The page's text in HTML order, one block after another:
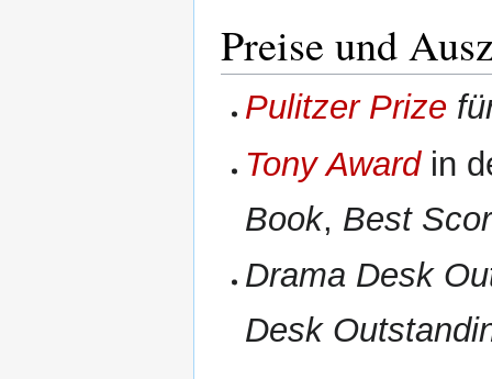
Preise und
Pulitzer Prize
Tony Awardin
Book, Best
Drama Desk
Desk